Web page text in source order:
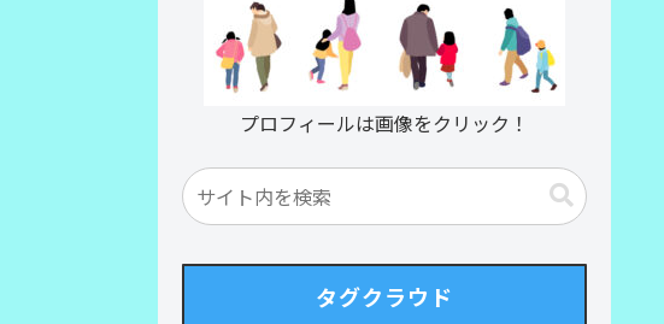
プロフィールは画像をクリック！
タグクラウド